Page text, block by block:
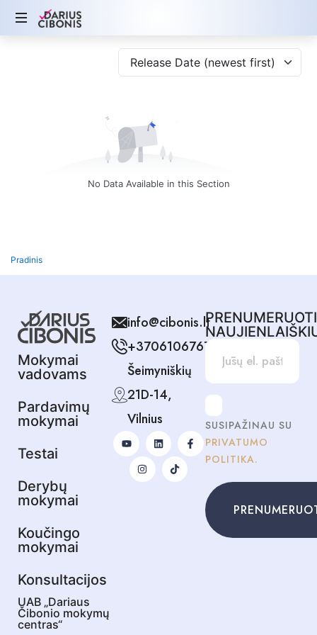
Release Date (newest first)
No Data Available in this Section
Pradinis
Mokymai
vadovams
Pardavimų
mokymai
Testai
Derybų
mokymai
Koučingo
mokymai
Konsultacijos
UAB „Dariaus
Čibonio mokymų
centras“
info@cibonis.lt
+37061067678
Šeimyniškių
21D-14,
Vilnius
PRENUMERUOTI
SUSIPAŽINAU SU
PRIVATUMO
POLITIKA.